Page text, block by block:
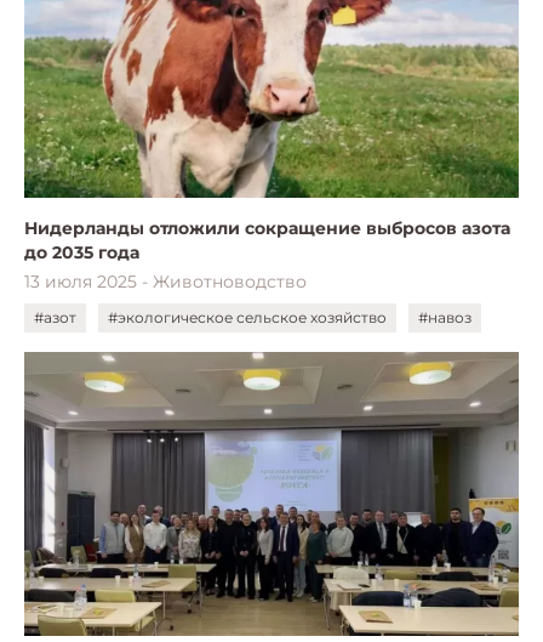
Нидерланды отложили сокращение выбросов азота
до 2035 года
13 июля 2025 - Животноводство
#азот #экологическое сельское хозяйство #навоз